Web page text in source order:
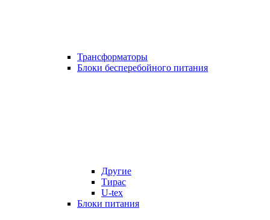
Трансформаторы
Блоки бесперебойного питания
Другие
Тирас
U-tex
Блоки питания